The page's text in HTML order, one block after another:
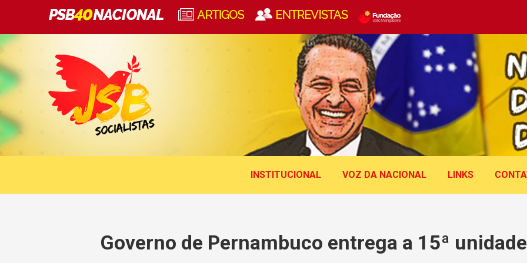
INSTITUCIONAL VOZ DA NACIONAL LINKS
Governo de Pernambuco entrega a 15ª